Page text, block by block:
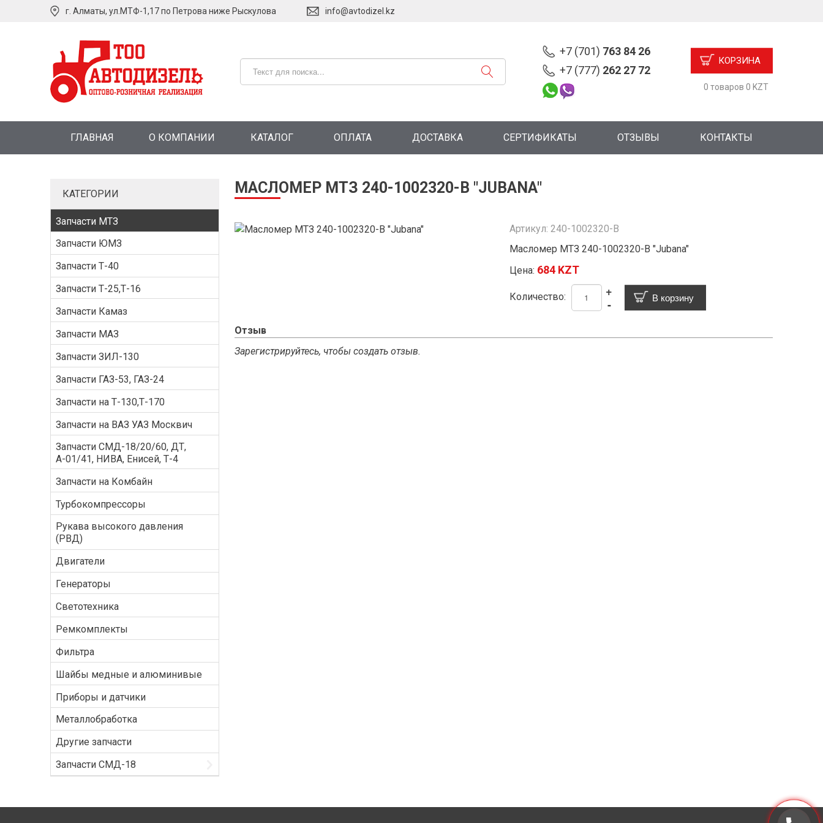
г. Алматы, ул.МТФ-1,17 по Петрова ниже Рыскулова info@avtodizel.kz
+7 (701) 763 84 26
+7 (777) 262 27 72
КОРЗИНА
0 товаров 0 KZT
ГЛАВНАЯ О КОМПАНИИ КАТАЛОГ ОПЛАТА ДОСТАВКА СЕРТИФИКАТЫ ОТЗЫВЫ КОНТАКТЫ
КАТЕГОРИИ
Запчасти МТЗ
Запчасти ЮМЗ
Запчасти Т-40
Запчасти Т-25,Т-16
Запчасти Камаз
Запчасти МАЗ
Запчасти ЗИЛ-130
Запчасти ГАЗ-53, ГАЗ-24
Запчасти на Т-130,Т-170
Запчасти на ВАЗ УАЗ Москвич
Запчасти СМД-18/20/60, ДТ,
А-01/41, НИВА, Енисей, Т-4
Запчасти на Комбайн
Турбокомпрессоры
Рукава высокого давления
(РВД)
Двигатели
Генераторы
Светотехника
Ремкомплекты
Фильтра
Шайбы медные и алюминивые
Приборы и датчики
Металлобработка
Другие запчасти
Запчасти СМД-18
МАСЛОМЕР МТЗ 240-1002320-В "JUBANA"
Артикул: 240-1002320-В
Масломер МТЗ 240-1002320-В "Jubana"
Цена: 684 KZT
Количество: -
+
Отзыв
Зарегистрируйтесь, чтобы создать отзыв.